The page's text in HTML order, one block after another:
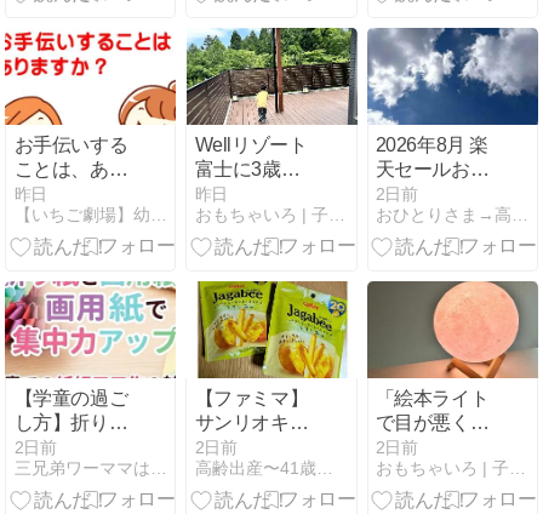
格体験】
お手伝いする
ことは、あり
ますか？
昨日
【いちご劇場】幼稚園・保育園専門：イベント★出張★公演
Wellリゾート
富士に3歳と
泊まった正直
レビュー｜1
日2組の一棟
と「風」どっ
ちを選ぶ？
昨日
おもちゃいろ | 子供向け知育玩具を厳選解説＆レビュー
2026年8月 楽
天セールお買
い物マラソン
で買ったもの
買うもの
2日前
おひとりさま→高齢シンママの徒然
【学童の過ご
し方】折り紙
と画用紙で手
先の集中力ア
ップ↑↑
2日前
三兄弟ワーママは元同居嫁
【ファミマ】
サンリオキャ
ラクターズ×
メーカーマス
コット
2日前
高齢出産〜41歳で妊娠〜その後。
「絵本ライト
で目が悪くな
る」は本当？
赤ちゃんが眠
る赤いライト
2日前
おもちゃいろ | 子供向け知育玩具を厳選解説＆レビュー